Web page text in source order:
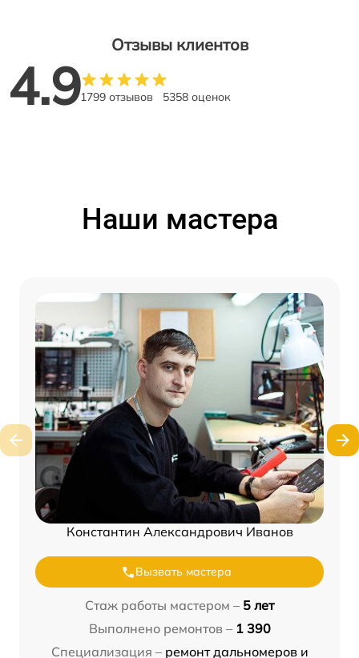
Отзывы клиентов
4.91799 отзывов 5358 оценок
Наши мастера
Константин Александрович Иванов
Вызвать мастера
Стаж работы мастером – 5 лет
Выполнено ремонтов – 1 390
Специализация – ремонт дальномеров и